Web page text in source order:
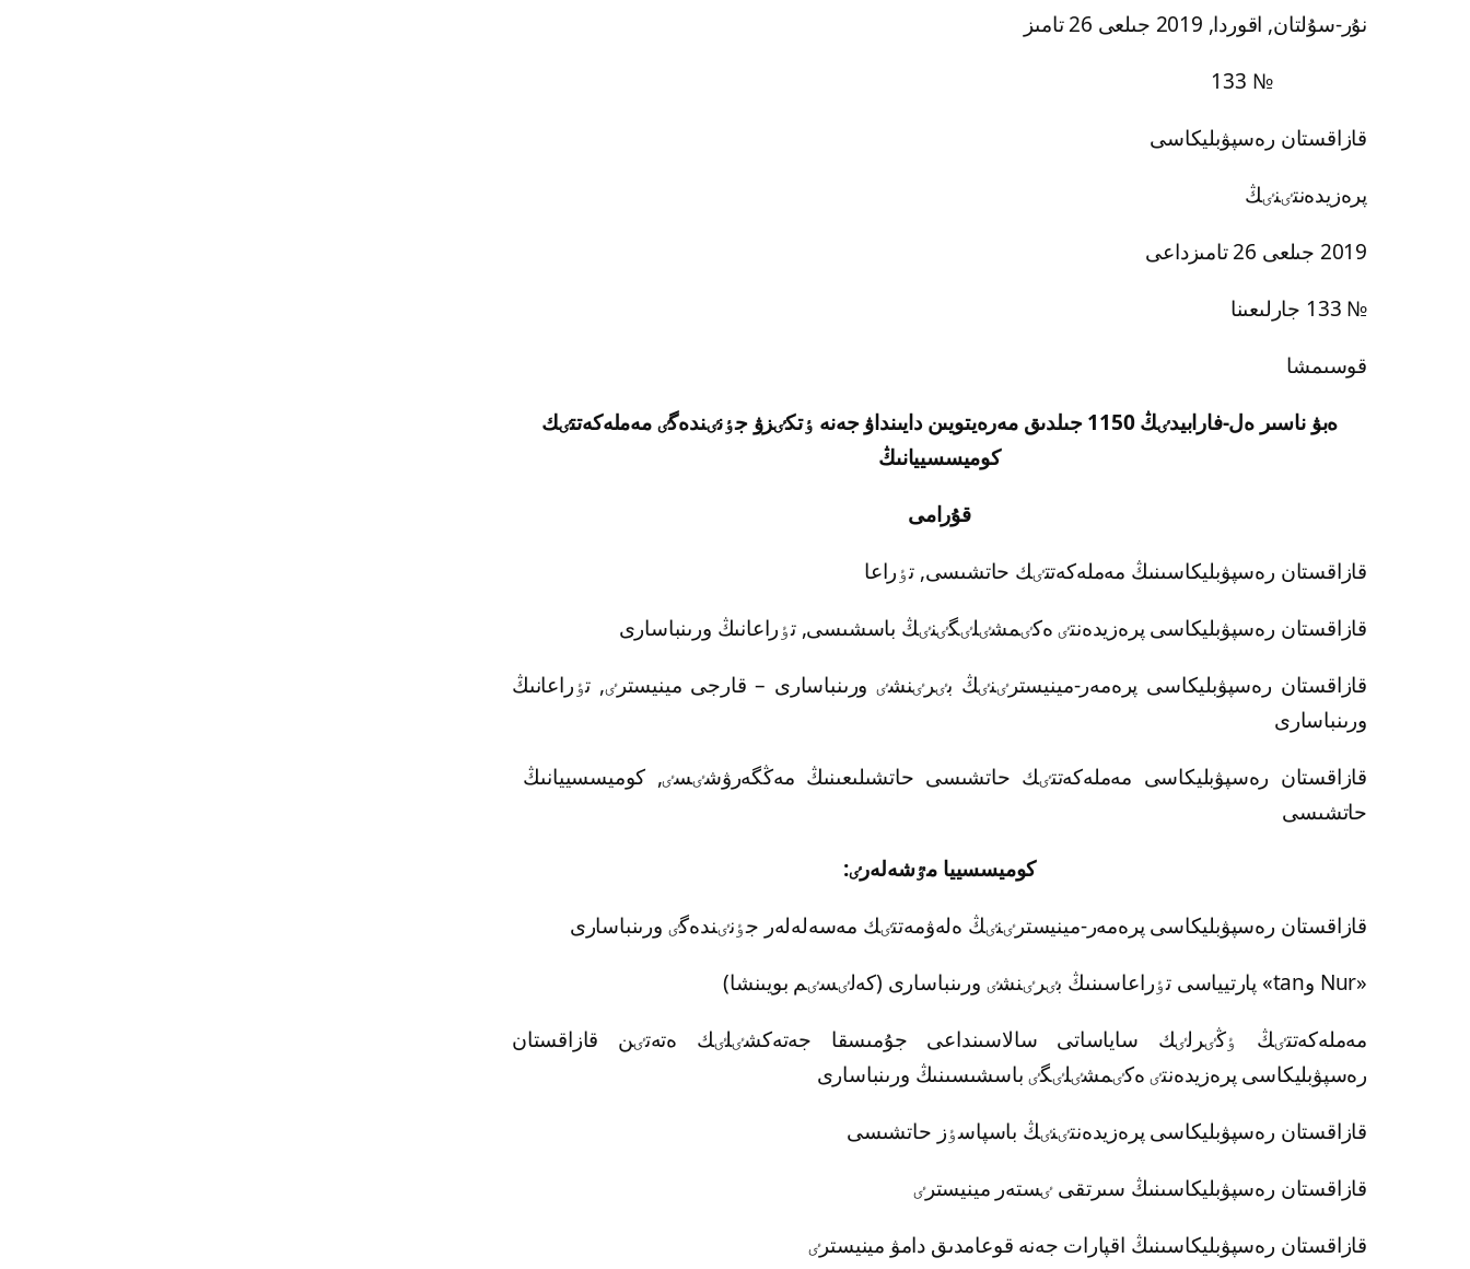
نۇر-سۇلتان, اقوردا, 2019 جىلعى 26 تامىز
№ 133
قازاقستان رەسپۋبليكاسى
پرەزيدەنتٸنٸڭ
2019 جىلعى 26 تامىزداعى
№ 133 جارلىعىنا
قوسىمشا
ەبۋ ناسىر ەل-فارابيدٸڭ 1150 جىلدىق مەرەيتويىن دايىنداۋ جەنە ٶتكٸزۋ جٶنٸندەگٸ مەملەكەتتٸك
كوميسسييانىڭ
قۇرامى
قازاقستان رەسپۋبليكاسىنىڭ مەملەكەتتٸك حاتشىسى, تٶراعا
قازاقستان رەسپۋبليكاسى پرەزيدەنتٸ ەكٸمشٸلٸگٸنٸڭ باسشىسى, تٶراعانىڭ ورىنباسارى
قازاقستان رەسپۋبليكاسى پرەمەر-مينيسترٸنٸڭ بٸرٸنشٸ ورىنباسارى – قارجى مينيسترٸ, تٶراعانىڭ
ورىنباسارى
قازاقستان رەسپۋبليكاسى مەملەكەتتٸك حاتشىسى حاتشىلىعىنىڭ مەڭگەرۋشٸسٸ, كوميسسييانىڭ
حاتشىسى
كوميسسييا مٷشەلەرٸ:
قازاقستان رەسپۋبليكاسى پرەمەر-مينيسترٸنٸڭ ەلەۋمەتتٸك مەسەلەلەر جٶنٸندەگٸ ورىنباسارى
«Nur وtan» پارتيياسى تٶراعاسىنىڭ بٸرٸنشٸ ورىنباسارى (كەلٸسٸم بويىنشا)
مەملەكەتتٸڭ ٶڭٸرلٸك ساياساتى سالاسىنداعى جۇمىسقا جەتەكشٸلٸك ەتەتٸن قازاقستان
رەسپۋبليكاسى پرەزيدەنتٸ ەكٸمشٸلٸگٸ باسشىسىنىڭ ورىنباسارى
قازاقستان رەسپۋبليكاسى پرەزيدەنتٸنٸڭ باسپاسٶز حاتشىسى
قازاقستان رەسپۋبليكاسىنىڭ سىرتقى ٸستەر مينيسترٸ
قازاقستان رەسپۋبليكاسىنىڭ اقپارات جەنە قوعامدىق دامۋ مينيسترٸ